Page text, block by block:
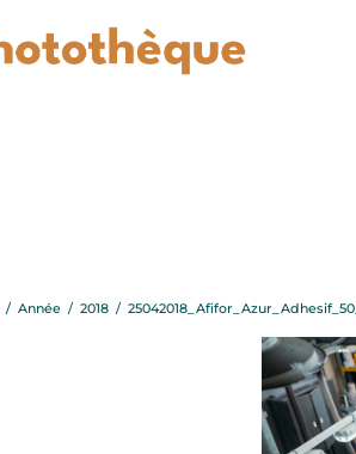
/ Année / 2018 / 25042018_Afifor_Azur_Adhesif_50_